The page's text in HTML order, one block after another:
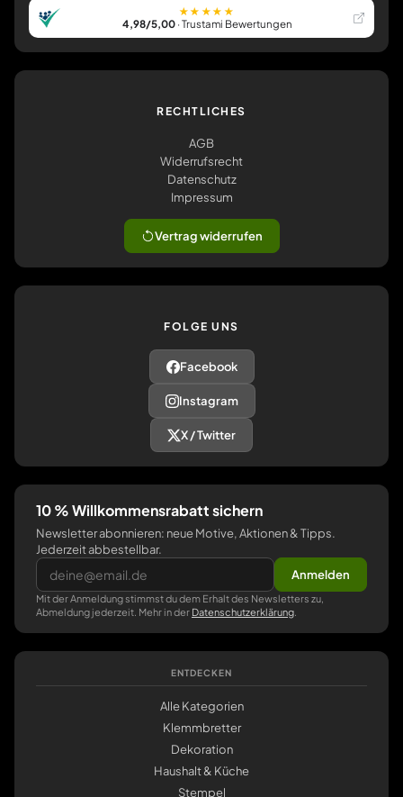
★★★★★
4,98/5,00· Trustami Bewertungen
RECHTLICHES
AGB
Widerrufsrecht
Datenschutz
Impressum
Vertrag widerrufen
FOLGE UNS
Facebook
Instagram
X / Twitter
10 % Willkommensrabatt sichern
Newsletter abonnieren: neue Motive, Aktionen & Tipps.
Jederzeit abbestellbar.
Anmelden
Mit der Anmeldung stimmst du dem Erhalt des Newsletters zu,
Abmeldung jederzeit. Mehr in der Datenschutzerklärung
ENTDECKEN
Alle Kategorien
Klemmbretter
Dekoration
Haushalt & Küche
Stempel